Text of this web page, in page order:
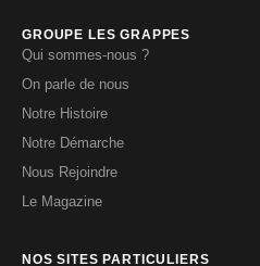
GROUPE LES GRAPPES
Qui sommes-nous ?
On parle de nous
Notre Histoire
Notre Démarche
Nous Rejoindre
Le Magazine
NOS SITES PARTICULIERS